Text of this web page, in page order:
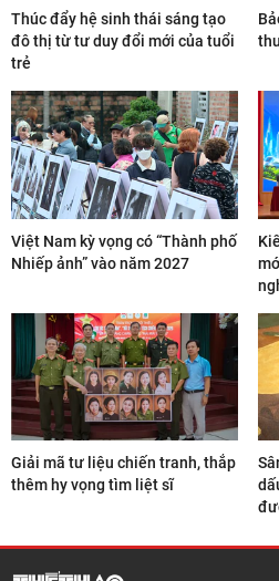
Thúc đẩy hệ sinh thái sáng tạo
đô thị từ tư duy đổi mới của tuổi
trẻ
Việt Nam kỳ vọng có “Thành phố
Nhiếp ảnh” vào năm 2027
Giải mã tư liệu chiến tranh, thắp
thêm hy vọng tìm liệt sĩ